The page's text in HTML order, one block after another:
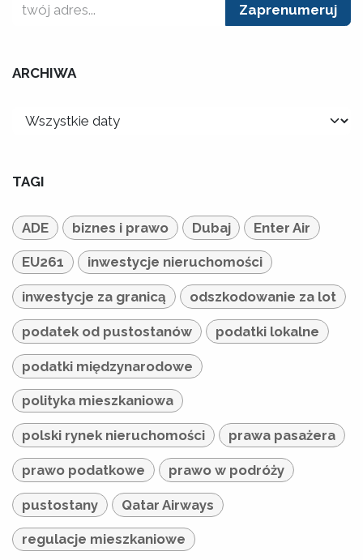
Zaprenumeruj
ARCHIWA
TAGI
ADE biznes i prawo Dubaj Enter Air
EU261 inwestycje nieruchomości
inwestycje za granicą odszkodowanie za lot
podatek od pustostanów podatki lokalne
podatki międzynarodowe
polityka mieszkaniowa
polski rynek nieruchomości prawa pasażera
prawo podatkowe prawo w podróży
pustostany Qatar Airways
regulacje mieszkaniowe